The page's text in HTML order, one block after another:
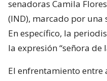
senadoras Camila
(IND), marcado por una
En específico, la
la expresión “señora
El enfrentamiento